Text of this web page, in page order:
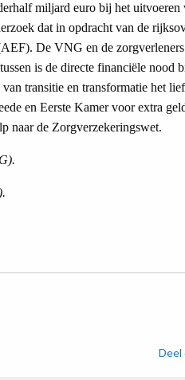
miljard euro bij het uitvoeren
dat in opdracht van de
De VNG en de
is de directe financiële nood
transitie en transformatie het
en Eerste Kamer voor extra
naar de Zorgverzekeringswet.
Deel